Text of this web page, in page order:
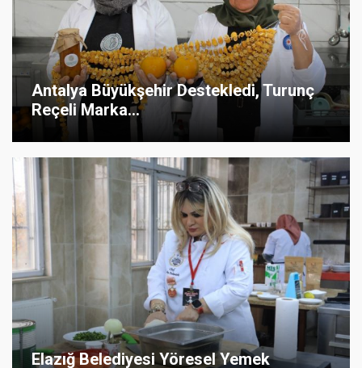
Antalya Büyükşehir Destekledi, Turunç
Reçeli Marka...
Elazığ Belediyesi Yöresel Yemek